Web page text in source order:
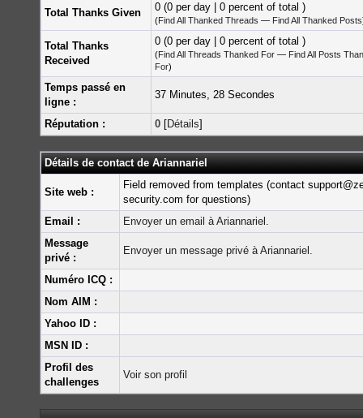
Total Thanks Given 0 (0 per day | 0 percent of total )
(Find All Thanked Threads — Find All Thanked Posts
Total Thanks
Received
0 (0 per day | 0 percent of total )
(Find All Threads Thanked For — Find All Posts
For)
Temps passé en
ligne :
37 Minutes, 28 Secondes
Réputation : 0 [Détails]
Détails de contact de Ariannariel
Site web :
Field removed from templates (contact
security.com for questions)
Email :
Envoyer un email à Ariannariel.
Message
privé :
Envoyer un message privé à Ariannariel.
Numéro ICQ :
Nom AIM :
Yahoo ID :
MSN ID :
Profil des
challenges
Voir son profil